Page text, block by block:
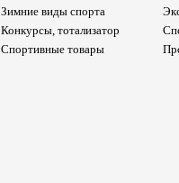
Зимние виды спорта
Конкурсы, тотализатор
Спортивные товары